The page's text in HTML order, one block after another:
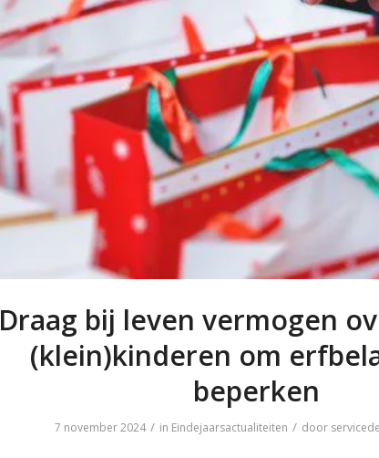
Draag bij leven vermogen
(klein)kinderen om
beperken
7 november 2024 / in Eindejaarsactualiteiten / door